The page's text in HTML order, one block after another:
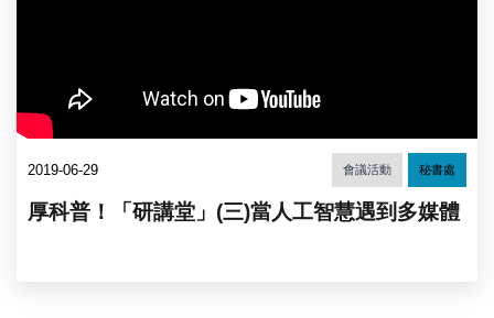
2019-06-29 會議活動 秘書處
厚科普！「研講堂」(三)當人工智慧遇到多媒體